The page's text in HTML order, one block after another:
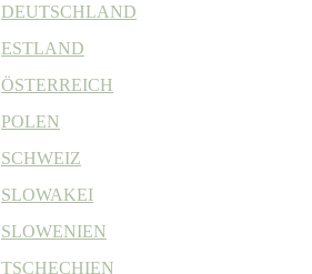
DEUTSCHLAND
ESTLAND
ÖSTERREICH
POLEN
SCHWEIZ
SLOWAKEI
SLOWENIEN
TSCHECHIEN